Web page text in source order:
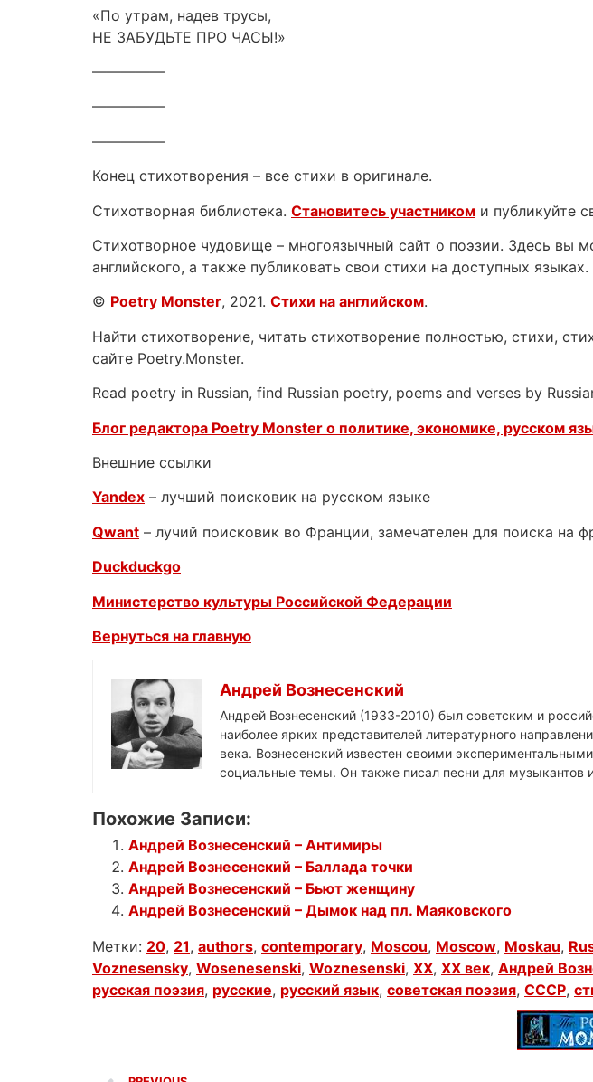
«По утрам, надев трусы,
НЕ ЗАБУДЬТЕ ПРО ЧАСЫ!»
—————
—————
—————
Конец стихотворения – все стихи в оригинале.
Стихотворная библиотека. Становитесь участником и публикуйте
Стихотворное чудовище – многоязычный сайт о поэзии. Здесь вы
английского, а также публиковать свои стихи на доступных языках.
© Poetry Monster, 2021. Стихи на английском.
Найти стихотворение, читать стихотворение полностью, стихи,
сайте Poetry.Monster.
Read poetry in Russian, find Russian poetry, poems and verses by
Блог редактора Poetry Monster о политике, экономике, русском
Внешние ссылки
Yandex – лучший поисковик на русском языке
Qwant – лучий поисковик во Франции, замечателен для поиска на
Duckduckgo
Министерство культуры Российской Федерации
Вернуться на главную
Андрей Вознесенский
Андрей Вознесенский (1933-2010) был советским и
наиболее ярких представителей литературного
века. Вознесенский известен своими
социальные темы. Он также писал песни для музыкантов
Похожие Записи:
Андрей Вознесенский – Антимиры
Андрей Вознесенский – Баллада точки
Андрей Вознесенский – Бьют женщину
Андрей Вознесенский – Дымок над пл. Маяковского
Метки: 20, 21, authors, contemporary, Moscou, Moscow, Moskau,
Voznesensky, Wosenesenski, Woznesenski, XX, XX век, Андрей
русская поэзия, русские, русский язык, советская поэзия, СССР,